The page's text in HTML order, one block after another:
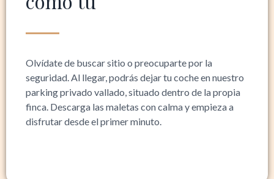
Olvídate de buscar sitio o preocuparte por la
seguridad. Al llegar, podrás dejar tu coche en nuestro
parking privado vallado, situado dentro de la propia
finca. Descarga las maletas con calma y empieza a
disfrutar desde el primer minuto.